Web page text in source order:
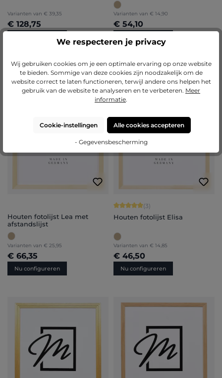
Varianten van € 39,35
€ 128,75
Varianten van € 14,90
€ 54,10
Nu configureren
Houten fotolijst Lea met
afstandslijst
Varianten van € 25,95
€ 66,35
Nu configureren
Gemiddelde waardering van 5 van 5
(3)
Houten fotolijst Elisa
Varianten van € 14,85
€ 46,50
Nu configureren
We respecteren je privacy
Wij gebruiken cookies om je een optimale ervaring op onze website
te bieden. Sommige van deze cookies zijn noodzakelijk om de
website correct te laten functioneren, terwijl andere ons helpen het
gebruik van de website te analyseren en te verbeteren. Meer
informatie.
Cookie-instellingen Alle cookies accepteren
- Gegevensbescherming